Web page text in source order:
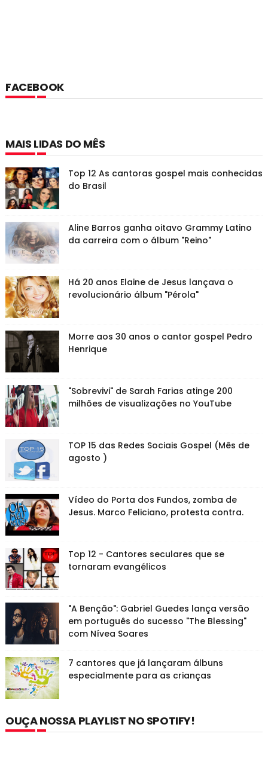
FACEBOOK
MAIS LIDAS DO MÊS
Top 12 As cantoras gospel mais conhecidas
do Brasil
Aline Barros ganha oitavo Grammy Latino
da carreira com o álbum "Reino"
Há 20 anos Elaine de Jesus lançava o
revolucionário álbum "Pérola"
Morre aos 30 anos o cantor gospel Pedro
Henrique
"Sobrevivi" de Sarah Farias atinge 200
milhões de visualizações no YouTube
TOP 15 das Redes Sociais Gospel (Mês de
agosto )
Vídeo do Porta dos Fundos, zomba de
Jesus. Marco Feliciano, protesta contra.
Top 12 - Cantores seculares que se
tornaram evangélicos
"A Benção": Gabriel Guedes lança versão
em português do sucesso "The Blessing"
com Nívea Soares
7 cantores que já lançaram álbuns
especialmente para as crianças
OUÇA NOSSA PLAYLIST NO SPOTIFY!